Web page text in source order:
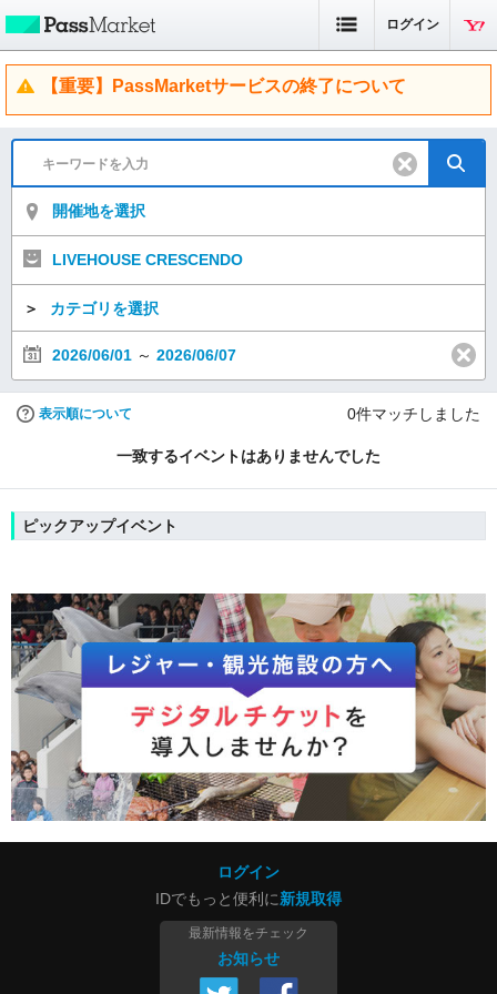
ログイン
【重要】PassMarketサービスの終了について
開催地を選択
LIVEHOUSE CRESCENDO
＞ カテゴリを選択
2026/06/01 ～ 2026/06/07
表示順について 0件マッチしました
一致するイベントはありませんでした
ピックアップイベント
ログイン
IDでもっと便利に新規取得
最新情報をチェック
お知らせ